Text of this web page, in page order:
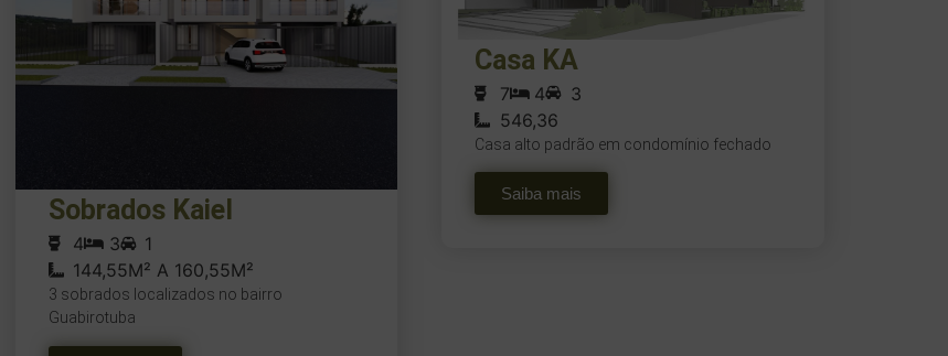
Sobrados Kaiel
4 3
1
144,55M² A 160,55M²
3 sobrados localizados no bairro
Guabirotuba
Casa KA
7 4
3
546,36
Casa alto padrão em condomínio fechado
Saiba mais